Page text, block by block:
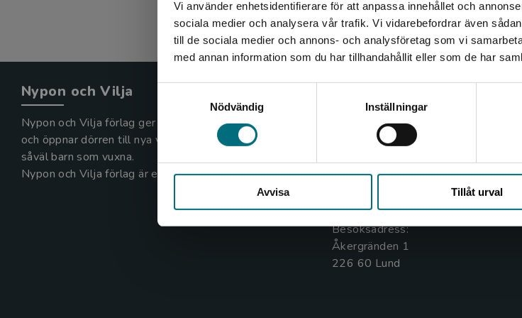
Vi använder enhetsidentifierare för att anpassa innehållet och
sociala medier och analysera vår trafik. Vi vidarebefordrar även
till de sociala medier och annons- och analysföretag som vi
med annan information som du har tillhandahållit eller som de har
Nödvändig
Inställningar
Avvisa Tillåt urval
Det verkar som att du besöker
en enhet utanför Sverige. Vi erbjuder
utanför Sverige. För att kunna
leveransadressen vara i Sverige.
Nypon och Vilja
Nypon och Vilja förlag ger ut böcker som väcker läslust
och öppnar dörren till nya världar och möjligheter för
såväl barn som vuxna.
Nypon och Vilja förlag är en del av Studentlitteratur.
Kontakta oss
046-31 20 00
Box 141
Besöksadress:
Åkergränden 1
046-